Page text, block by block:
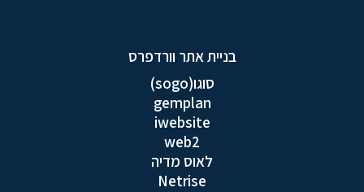
בניית אתר וורדפרס
סוגו(sogo)
gemplan
iwebsite
web2
לאוס מדיה
Netrise